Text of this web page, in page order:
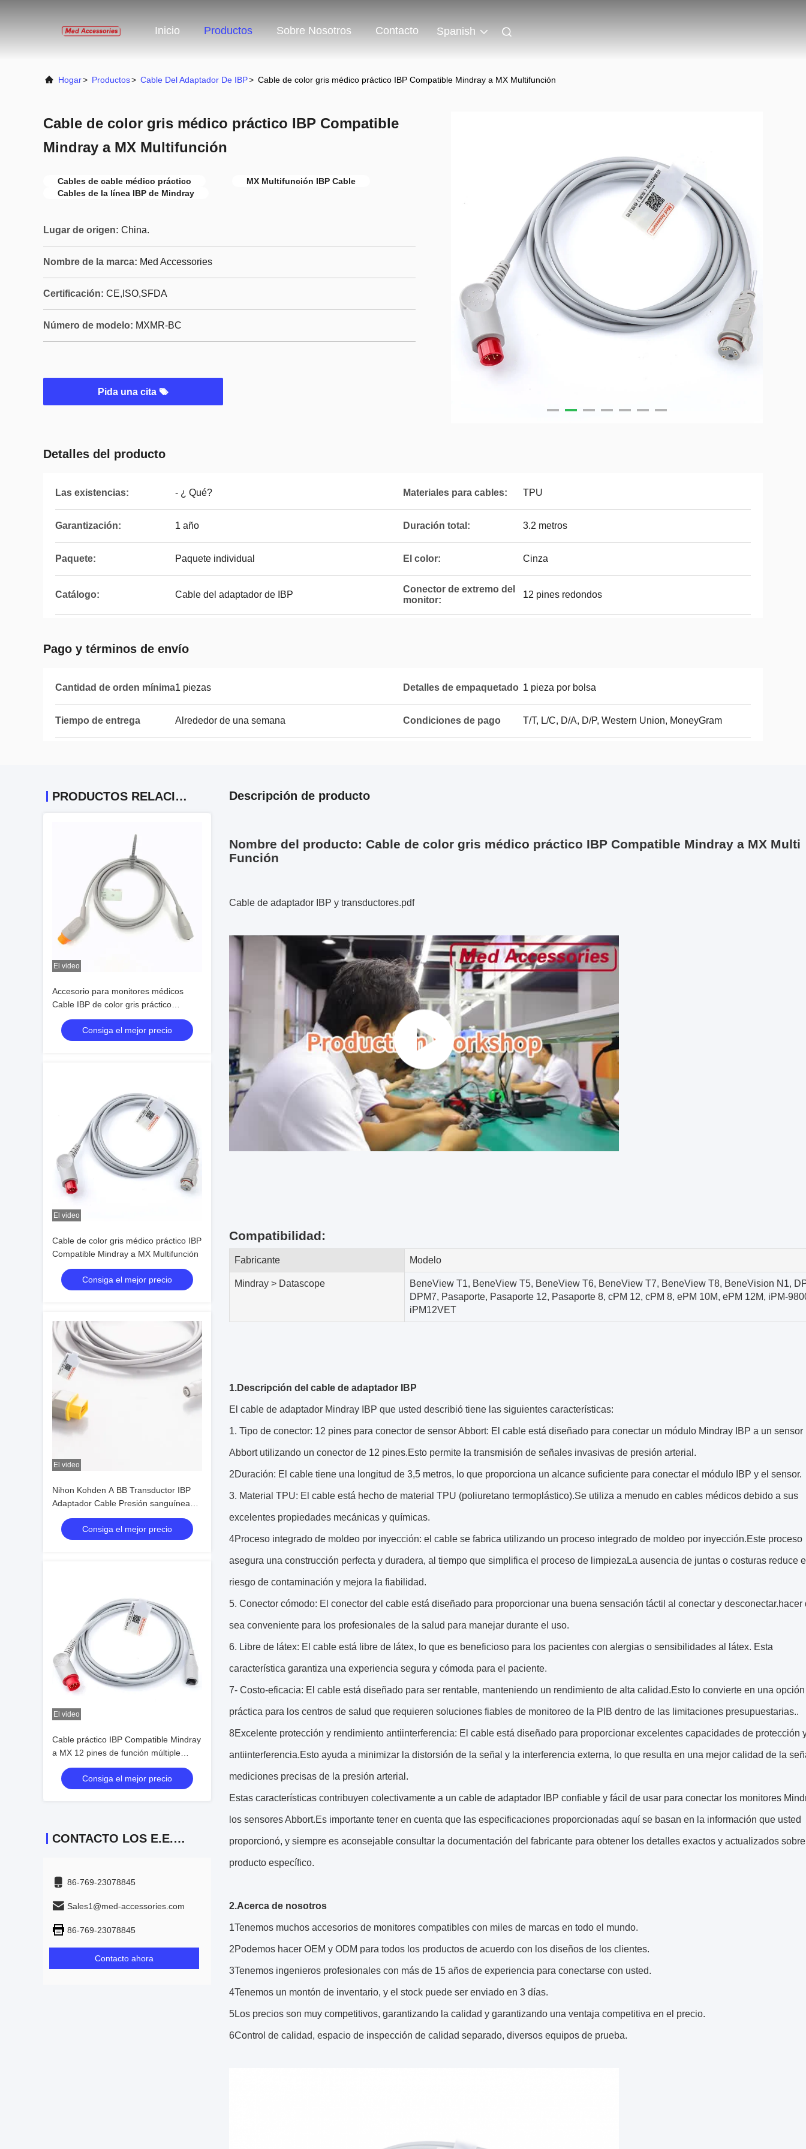
Inicio Productos Sobre Nosotros Contacto Spanish
Hogar> Productos> Cable Del Adaptador De IBP> Cable de color gris médico práctico IBP Compatible Mindray a MX Multifunción
Cable de color gris médico práctico IBP Compatible
Mindray a MX Multifunción
Cables de cable médico práctico
MX Multifunción IBP Cable
Cables de la línea IBP de Mindray
Lugar de origen: China.
Nombre de la marca: Med Accessories
Certificación: CE,ISO,SFDA
Número de modelo: MXMR-BC
Pida una cita
Detalles del producto
Las existencias: - ¿ Qué? Materiales para cables: TPU
Garantización: 1 año Duración total: 3.2 metros
Paquete: Paquete individual El color: Cinza
Catálogo: Cable del adaptador de IBP
Conector de extremo del
monitor:
12 pines redondos
Pago y términos de envío
Cantidad de orden mínima1 piezas Detalles de empaquetado 1 pieza por bolsa
Tiempo de entrega Alrededor de una semana Condiciones de pago T/T, L/C, D/A, D/P, Western Union, MoneyGram
PRODUCTOS RELACIONADOS
El video
Accesorio para monitores médicos
Cable IBP de color gris práctico
Compatible con Siemens a MX Multi
FunciónConsiga el mejor precio
El video
Cable de color gris médico práctico IBP
Compatible Mindray a MX Multifunción
Consiga el mejor precio
El video
Nihon Kohden A BB Transductor IBP
Adaptador Cable Presión sanguínea
invasiva para accesorios de atención
médica
Consiga el mejor precio
El video
Cable práctico IBP Compatible Mindray
a MX 12 pines de función múltiple
Color gris
Consiga el mejor precio
CONTACTO LOS E.E.U.U.
86-769-23078845
Sales1@med-accessories.com
86-769-23078845
Contacto ahora
Descripción de producto
Nombre del producto: Cable de color gris médico práctico IBP Compatible Mindray a MX Multi
Función
Cable de adaptador IBP y transductores.pdf
Compatibilidad:
Fabricante Modelo
Mindray > Datascope
BeneView T1, BeneView T5, BeneView T6, BeneView T7, BeneView T8, BeneVision N1,
DPM7, Pasaporte, Pasaporte 12, Pasaporte 8, cPM 12, cPM 8, ePM 10M, ePM 12M, iPM-
iPM12VET
1.Descripción del cable de adaptador IBP
El cable de adaptador Mindray IBP que usted describió tiene las siguientes características:
1. Tipo de conector: 12 pines para conector de sensor Abbort: El cable está diseñado para conectar un módulo Mindray IBP a un sensor
Abbort utilizando un conector de 12 pines.Esto permite la transmisión de señales invasivas de presión arterial.
2Duración: El cable tiene una longitud de 3,5 metros, lo que proporciona un alcance suficiente para conectar el módulo IBP y el sensor.
3. Material TPU: El cable está hecho de material TPU (poliuretano termoplástico).Se utiliza a menudo en cables médicos debido a sus
excelentes propiedades mecánicas y químicas.
4Proceso integrado de moldeo por inyección: el cable se fabrica utilizando un proceso integrado de moldeo por inyección.Este proceso
asegura una construcción perfecta y duradera, al tiempo que simplifica el proceso de limpiezaLa ausencia de juntas o costuras reduce
riesgo de contaminación y mejora la fiabilidad.
5. Conector cómodo: El conector del cable está diseñado para proporcionar una buena sensación táctil al conectar y desconectar.hacer
sea conveniente para los profesionales de la salud para manejar durante el uso.
6. Libre de látex: El cable está libre de látex, lo que es beneficioso para los pacientes con alergias o sensibilidades al látex. Esta
característica garantiza una experiencia segura y cómoda para el paciente.
7- Costo-eficacia: El cable está diseñado para ser rentable, manteniendo un rendimiento de alta calidad.Esto lo convierte en una opción
práctica para los centros de salud que requieren soluciones fiables de monitoreo de la PIB dentro de las limitaciones presupuestarias..
8Excelente protección y rendimiento antiinterferencia: El cable está diseñado para proporcionar excelentes capacidades de protección
antiinterferencia.Esto ayuda a minimizar la distorsión de la señal y la interferencia externa, lo que resulta en una mejor calidad de la
mediciones precisas de la presión arterial.
Estas características contribuyen colectivamente a un cable de adaptador IBP confiable y fácil de usar para conectar los monitores
los sensores Abbort.Es importante tener en cuenta que las especificaciones proporcionadas aquí se basan en la información que usted
proporcionó, y siempre es aconsejable consultar la documentación del fabricante para obtener los detalles exactos y actualizados
producto específico.
2.Acerca de nosotros
1Tenemos muchos accesorios de monitores compatibles con miles de marcas en todo el mundo.
2Podemos hacer OEM y ODM para todos los productos de acuerdo con los diseños de los clientes.
3Tenemos ingenieros profesionales con más de 15 años de experiencia para conectarse con usted.
4Tenemos un montón de inventario, y el stock puede ser enviado en 3 días.
5Los precios son muy competitivos, garantizando la calidad y garantizando una ventaja competitiva en el precio.
6Control de calidad, espacio de inspección de calidad separado, diversos equipos de prueba.